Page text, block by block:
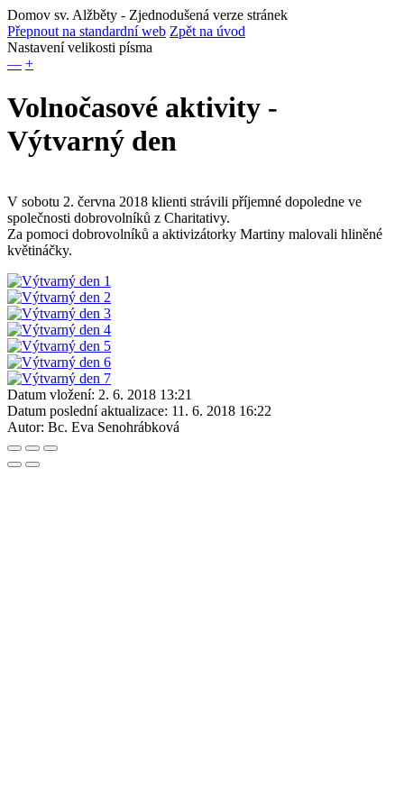
Domov sv. Alžběty - Zjednodušená verze stránek
Přepnout na standardní web Zpět na úvod
Nastavení velikosti písma
— +
Volnočasové aktivity -
Výtvarný den
V sobotu 2. června 2018 klienti strávili příjemné dopoledne ve
společnosti dobrovolníků z Charitativy.
Za pomoci dobrovolníků a aktivizátorky Martiny malovali hliněné
květináčky.
Datum vložení: 2. 6. 2018 13:21
Datum poslední aktualizace: 11. 6. 2018 16:22
Autor: Bc. Eva Senohrábková